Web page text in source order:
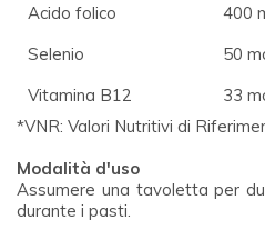
Acido folico
400
Selenio
50
Vitamina B12
33
*VNR: Valori Nutritivi di
Modalità d'uso
Assumere una tavoletta per
durante i pasti.